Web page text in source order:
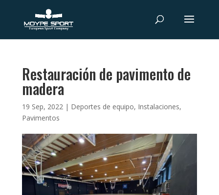
Restauración de pavimento de
madera
19 Sep, 2022| Deportes de equipo, Instalaciones,
Pavimentos